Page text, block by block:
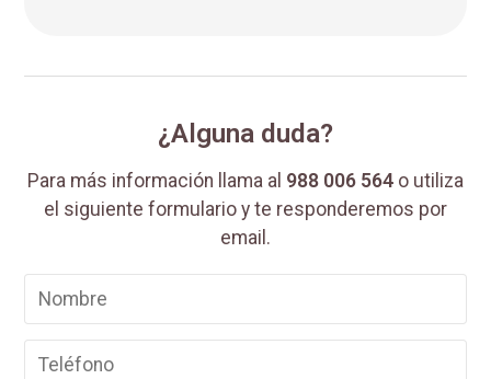
¿Alguna duda?
Para más información llama al 988 006 564 o utiliza
el siguiente formulario y te responderemos por
email.